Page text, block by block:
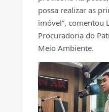
possa realizar as
imóvel”, comentou
Procuradoria do
Meio Ambiente.